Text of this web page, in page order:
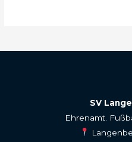
SV
Ehrenamt.